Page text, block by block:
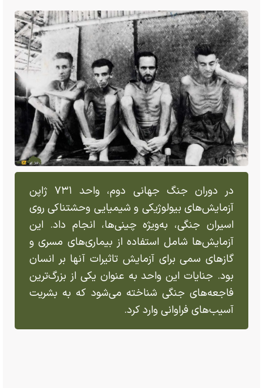
در دوران جنگ جهانی دوم، واحد ۷۳۱ ژاپن
آزمایش‌های بیولوژیکی و شیمیایی وحشتناکی روی
اسیران جنگی، به‌ویژه چینی‌ها، انجام داد. این
آزمایش‌ها شامل استفاده از بیماری‌های مسری و
گاز‌های سمی برای آزمایش تاثیرات آنها بر انسان
بود. جنایات این واحد به عنوان یکی از بزرگ‌ترین
فاجعه‌های جنگی شناخته می‌شود که به بشریت
آسیب‌های فراوانی وارد کرد.